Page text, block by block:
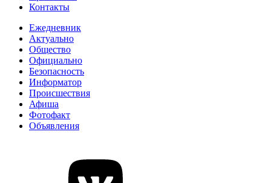
Контакты
Ежедневник
Актуально
Общество
Официально
Безопасность
Информатор
Происшествия
Афиша
Фотофакт
Объявления